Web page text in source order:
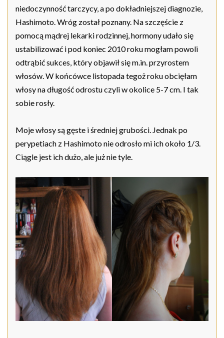
niedoczynność tarczycy, a po dokładniejszej diagnozie,
Hashimoto. Wróg został poznany. Na szczęście z
pomocą mądrej lekarki rodzinnej, hormony udało się
ustabilizować i pod koniec 2010 roku mogłam powoli
odtrąbić sukces, który objawił się m.in. przyrostem
włosów. W końcówce listopada tegoż roku obcięłam
włosy na długość odrostu czyli w okolice 5-7 cm. I tak
sobie rosły.
Moje włosy są gęste i średniej grubości. Jednak po
perypetiach z Hashimoto nie odrosło mi ich około 1/3.
Ciągle jest ich dużo, ale już nie tyle.